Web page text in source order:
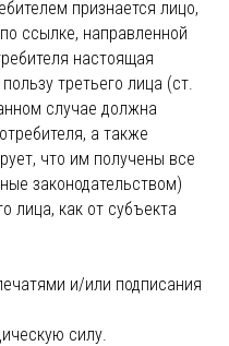
признается лицо,
ссылке, направленной
настоящая
третьего лица (ст.
случае должна
а также
что им получены все
законодательством)
лица, как от субъекта
и/или подписания
силу.